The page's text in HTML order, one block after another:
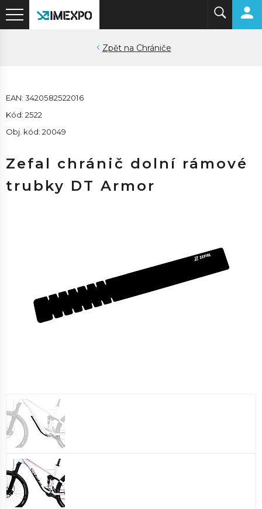
Chrániče
EAN: 3420582522016
Kód: 2522
Obj. kód: 20049
Zefal chránič dolní rámové
trubky DT Armor